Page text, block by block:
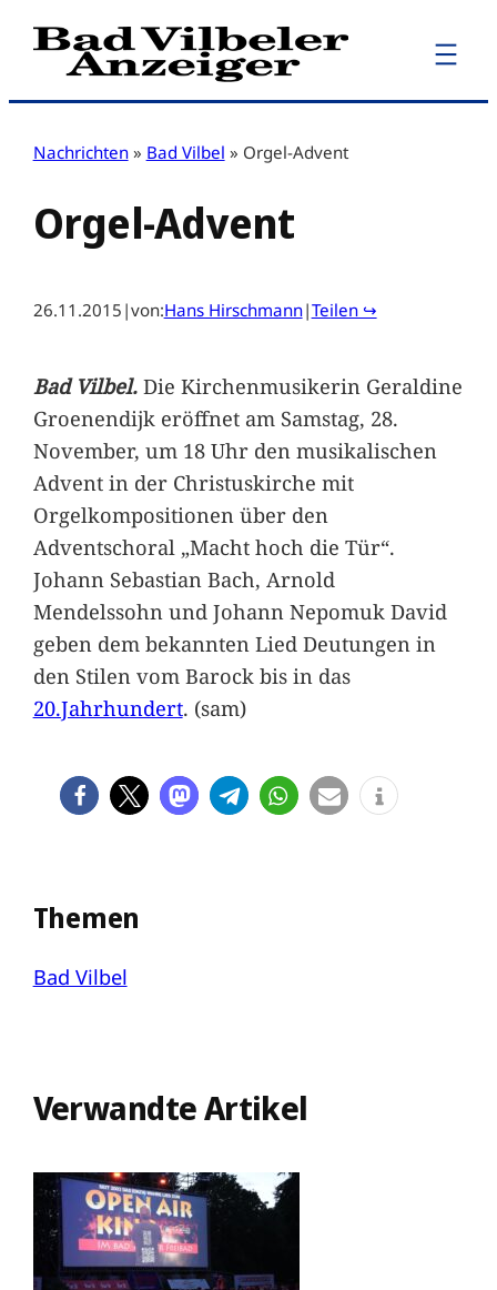
Zum
Inhalt
Nachrichten » Bad Vilbel » Orgel-Advent
Orgel-Advent
26.11.2015 |von:Hans Hirschmann|Teilen ↪
Bad Vilbel. Die Kirchenmusikerin Geraldine
Groenendijk eröffnet am Samstag, 28.
November, um 18 Uhr den musikalischen
Advent in der Christuskirche mit
Orgelkompositionen über den
Adventschoral „Macht hoch die Tür“.
Johann Sebastian Bach, Arnold
Mendelssohn und Johann Nepomuk David
geben dem bekannten Lied Deutungen in
den Stilen vom Barock bis in das
20.Jahrhundert. (sam)
Themen
Bad Vilbel
Verwandte Artikel